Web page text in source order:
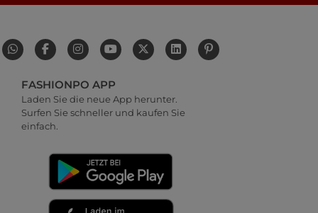
FASHIONPO APP
Laden Sie die neue App herunter.
Surfen Sie schneller und kaufen Sie
einfach.